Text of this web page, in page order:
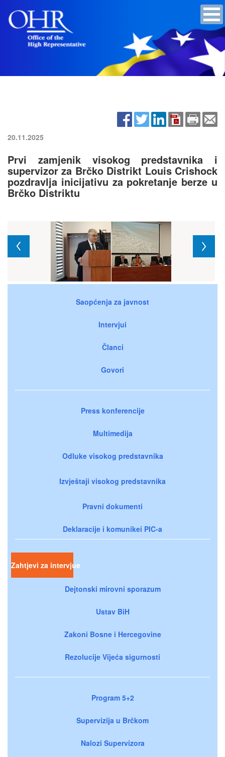
20.11.2025
Prvi zamjenik visokog predstavnika i
supervizor za Brčko Distrikt Louis Crishock
pozdravlja inicijativu za pokretanje berze u
Brčko Distriktu
Saopćenja za javnost
Intervjui
Članci
Govori
Press konferencije
Multimedija
Odluke visokog predstavnika
Izvještaji visokog predstavnika
Pravni dokumenti
Deklaracije i komunikei PIC-a
Zahtjevi za intervjue
Dejtonski mirovni sporazum
Ustav BiH
Zakoni Bosne i Hercegovine
Rezolucije Vijeća sigurnosti
Program 5+2
Supervizija u Brčkom
Nalozi Supervizora